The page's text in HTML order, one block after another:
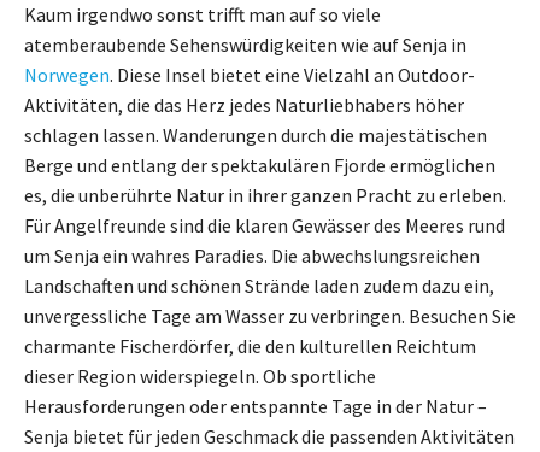
Kaum irgendwo sonst trifft man auf so viele
atemberaubende Sehenswürdigkeiten wie auf Senja in
Norwegen. Diese Insel bietet eine Vielzahl an Outdoor-
Aktivitäten, die das Herz jedes Naturliebhabers höher
schlagen lassen. Wanderungen durch die majestätischen
Berge und entlang der spektakulären Fjorde ermöglichen
es, die unberührte Natur in ihrer ganzen Pracht zu erleben.
Für Angelfreunde sind die klaren Gewässer des Meeres rund
um Senja ein wahres Paradies. Die abwechslungsreichen
Landschaften und schönen Strände laden zudem dazu ein,
unvergessliche Tage am Wasser zu verbringen. Besuchen Sie
charmante Fischerdörfer, die den kulturellen Reichtum
dieser Region widerspiegeln. Ob sportliche
Herausforderungen oder entspannte Tage in der Natur –
Senja bietet für jeden Geschmack die passenden Aktivitäten